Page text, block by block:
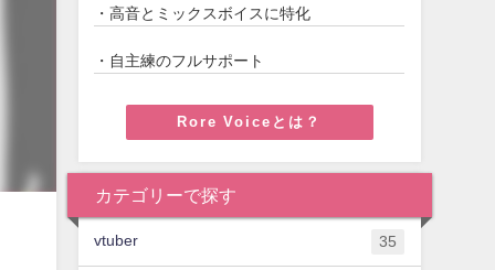
・高音とミックスボイスに特化
・自主練のフルサポート
Rore Voiceとは？
カテゴリーで探す
vtuber 35